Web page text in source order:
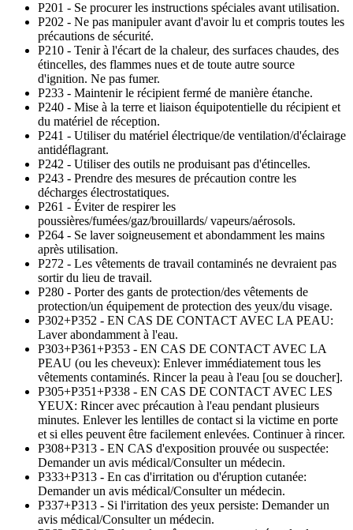
P201 - Se procurer les instructions spéciales avant utilisation.
P202 - Ne pas manipuler avant d'avoir lu et compris toutes les
précautions de sécurité.
P210 - Tenir à l'écart de la chaleur, des surfaces chaudes, des
étincelles, des flammes nues et de toute autre source
d'ignition. Ne pas fumer.
P233 - Maintenir le récipient fermé de manière étanche.
P240 - Mise à la terre et liaison équipotentielle du récipient et
du matériel de réception.
P241 - Utiliser du matériel électrique/de ventilation/d'éclairage
antidéflagrant.
P242 - Utiliser des outils ne produisant pas d'étincelles.
P243 - Prendre des mesures de précaution contre les
décharges électrostatiques.
P261 - Éviter de respirer les
poussières/fumées/gaz/brouillards/ vapeurs/aérosols.
P264 - Se laver soigneusement et abondamment les mains
après utilisation.
P272 - Les vêtements de travail contaminés ne devraient pas
sortir du lieu de travail.
P280 - Porter des gants de protection/des vêtements de
protection/un équipement de protection des yeux/du visage.
P302+P352 - EN CAS DE CONTACT AVEC LA PEAU:
Laver abondamment à l'eau.
P303+P361+P353 - EN CAS DE CONTACT AVEC LA
PEAU (ou les cheveux): Enlever immédiatement tous les
vêtements contaminés. Rincer la peau à l'eau [ou se doucher].
P305+P351+P338 - EN CAS DE CONTACT AVEC LES
YEUX: Rincer avec précaution à l'eau pendant plusieurs
minutes. Enlever les lentilles de contact si la victime en porte
et si elles peuvent être facilement enlevées. Continuer à rincer.
P308+P313 - EN CAS d'exposition prouvée ou suspectée:
Demander un avis médical/Consulter un médecin.
P333+P313 - En cas d'irritation ou d'éruption cutanée:
Demander un avis médical/Consulter un médecin.
P337+P313 - Si l'irritation des yeux persiste: Demander un
avis médical/Consulter un médecin.